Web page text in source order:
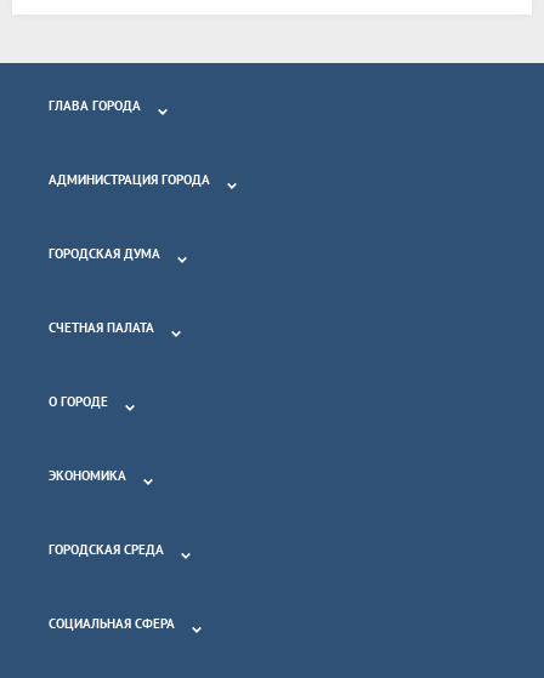
ГЛАВА ГОРОДА
АДМИНИСТРАЦИЯ ГОРОДА
ГОРОДСКАЯ ДУМА
СЧЕТНАЯ ПАЛАТА
О ГОРОДЕ
ЭКОНОМИКА
ГОРОДСКАЯ СРЕДА
СОЦИАЛЬНАЯ СФЕРА